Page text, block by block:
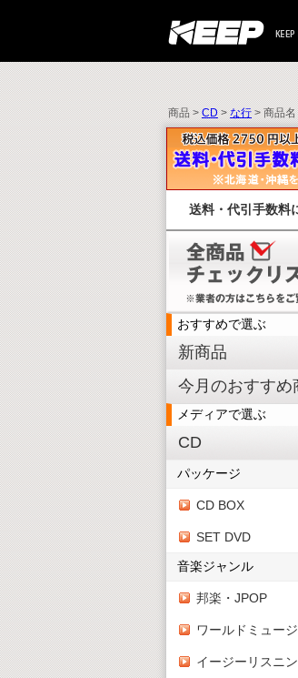
商品 >CD>な行> 商品
送料・代引手数料
おすすめで選ぶ
新商品
今月のおすすめ
メディアで選ぶ
CD
パッケージ
CD BOX
SET DVD
音楽ジャンル
邦楽・JPOP
ワールドミュー
イージーリスニ